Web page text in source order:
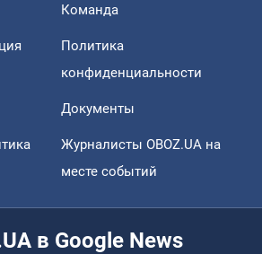
Команда
Политика
конфиденциальности
Документы
Журналисты OBOZ.UA на
месте событий
в Google News